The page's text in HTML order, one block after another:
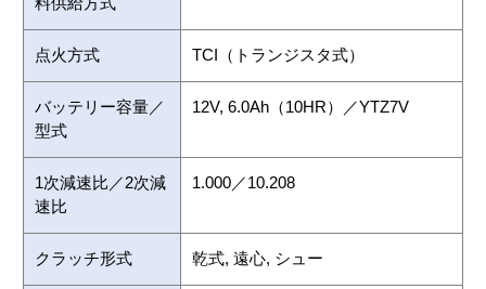
点火方式 TCI（トランジスタ式）
バッテリー容量／
型式
12V, 6.0Ah（10HR）／YTZ7V
1次減速比／2次減
速比
1.000／10.208
クラッチ形式 乾式, 遠心, シュー